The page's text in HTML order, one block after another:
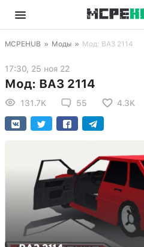
MCPEHUB » Моды » Мод: ВАЗ 2114
17:30, 25 ноя 22
Мод: ВАЗ 2114
131.7K 55 4.3K